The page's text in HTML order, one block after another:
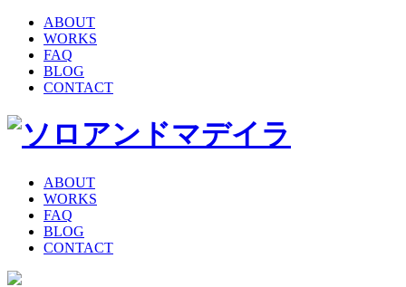
ABOUT
WORKS
FAQ
BLOG
CONTACT
ABOUT
WORKS
FAQ
BLOG
CONTACT